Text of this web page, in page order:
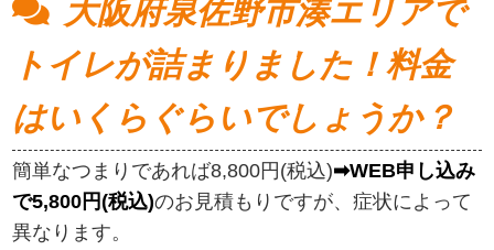
大阪府泉佐野市湊エリアで
トイレが詰まりました！料金
はいくらぐらいでしょうか？
簡単なつまりであれば8,800円(税込)➡WEB申し込み
で5,800円(税込)のお見積もりですが、症状によって
異なります。